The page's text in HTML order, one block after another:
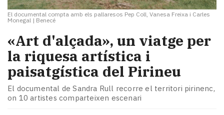
El documental compta amb els pallaresos Pep Coll, Vanesa Freixa i Carles
Monegal | Benecé
«Art d'alçada», un viatge per
la riquesa artística i
paisatgística del Pirineu
El documental de Sandra Rull recorre el territori pirinenc,
on 10 artistes comparteixen escenari